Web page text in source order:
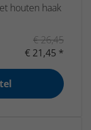
houten haak
€ 26,45
€ 21,45 *